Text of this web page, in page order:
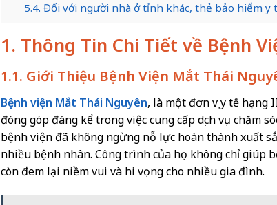
5.4. Đối với người nhà ở tỉnh khác, thẻ bảo hiểm y
1. Thông Tin Chi Tiết về Bệnh
1.1. Giới Thiệu Bệnh Viện Mắt Thái
Bệnh viện Mắt Thái Nguyên, là một đơn vị y tế hạng
đóng góp đáng kể trong việc cung cấp dịch vụ chăm
bệnh viện đã không ngừng nỗ lực hoàn thành xuất
nhiều bệnh nhân. Công trình của họ không chỉ giúp
còn đem lại niềm vui và hi vọng cho nhiều gia đình.